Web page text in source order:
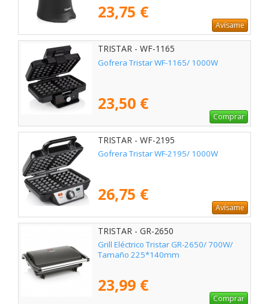
23,75 €
Avísame
TRISTAR - WF-1165
Gofrera Tristar WF-1165/ 1000W
23,50 €
Comprar
TRISTAR - WF-2195
Gofrera Tristar WF-2195/ 1000W
26,75 €
Avísame
TRISTAR - GR-2650
Grill Eléctrico Tristar GR-2650/ 700W/
Tamaño 225*140mm
23,99 €
Comprar